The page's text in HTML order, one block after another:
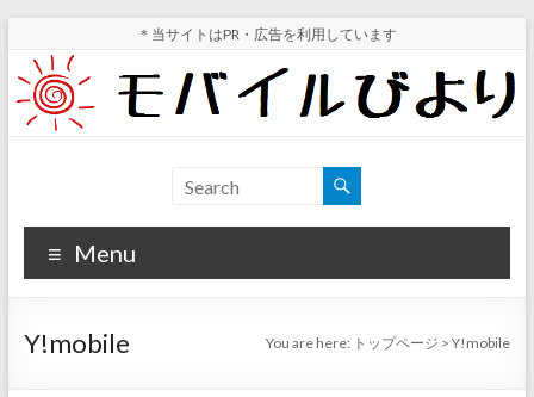
content
＊当サイトはPR・広告を利用しています
バ
イ
ル
び
ビュ
ホ値
Menu
Y!mobile You are here: トップページ >Y!mobile